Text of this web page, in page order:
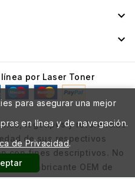


para asegurar una mejor
en línea y de navegación.
de Privacidad.
por Laser Toner
logotipos y referencias
de sus respectivos
con fines descriptivos. No
fabricante OEM de